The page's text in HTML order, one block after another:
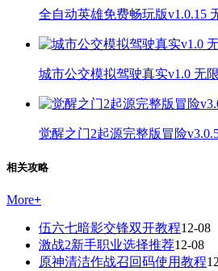
全自动英雄免费畅玩版v1.0.15
城市公交模拟驾驶真实v1.0 无
觉醒之门2起源完整版冒险
相关攻略
More+
伍六七暗影交锋双开教程12-08
激战2新手职业选择推荐12-08
原神清洁作战召回码使用教程